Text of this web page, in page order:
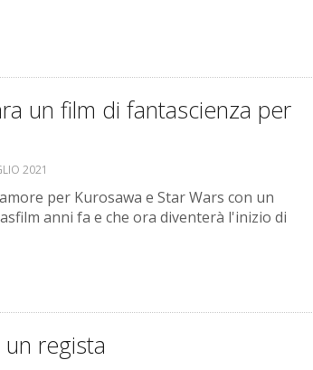
un film di fantascienza per
2021
per Kurosawa e Star Wars con un
anni fa e che ora diventerà l'inizio di
regista